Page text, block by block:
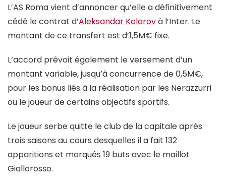
L’AS Roma vient d’annoncer qu’elle a définitivement
cédé le contrat d’Aleksandar Kolarovà l’Inter. Le
montant de ce transfert est d’1,5M€ fixe.
L’accord prévoit également le versement d’un
montant variable, jusqu’à concurrence de 0,5M€,
pour les bonus liés à la réalisation par les Nerazzurri
ou le joueur de certains objectifs sportifs.
Le joueur serbe quitte le club de la capitale après
trois saisons au cours desquelles il a fait 132
apparitions et marqués 19 buts avec le maillot
Giallorosso.